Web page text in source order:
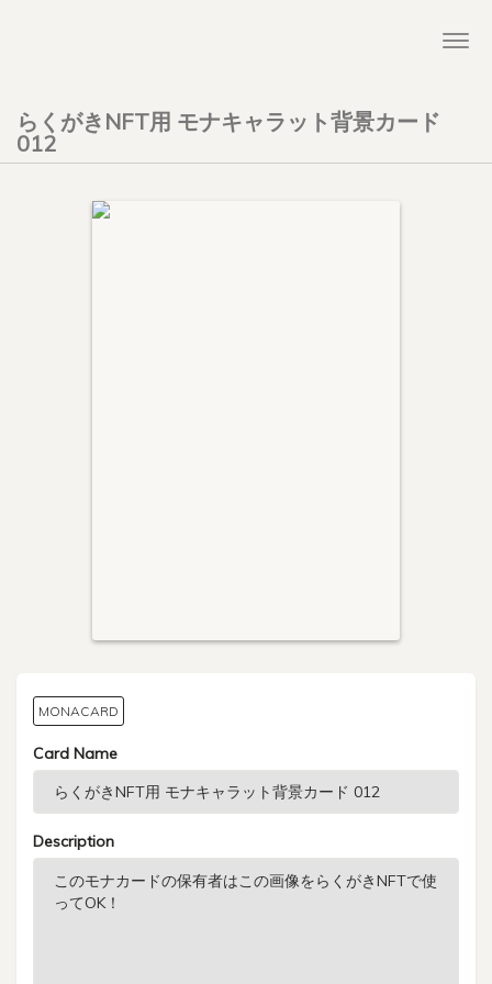
らくがきNFT用 モナキャラット背景カード
012
MONACARD
Card Name
Description